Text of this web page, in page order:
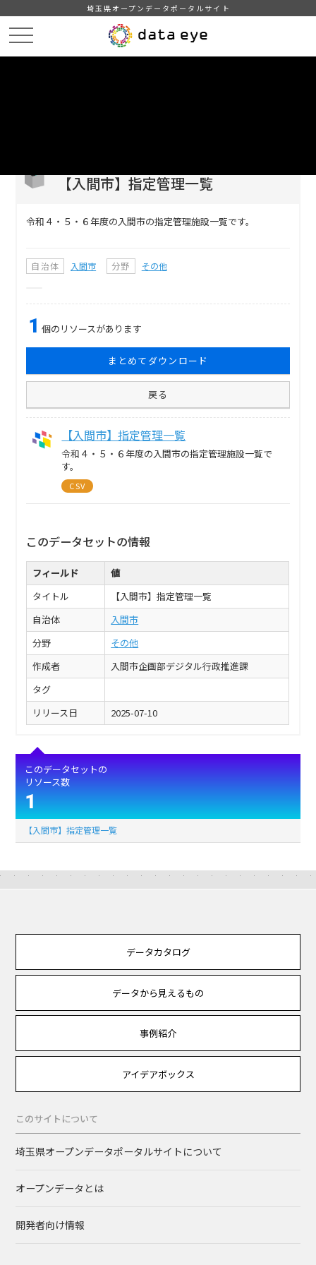
埼玉県オープンデータポータルサイト
【入間市】指定管理一覧
令和４・５・６年度の入間市の指定管理施設一覧です。
自治体 入間市 分野 その他
1 個のリソースがあります
まとめてダウンロード
戻る
【入間市】指定管理一覧
令和４・５・６年度の入間市の指定管理施設一覧で
す。
CSV
このデータセットの情報
フィールド
値
タイトル
【入間市】指定管理一覧
自治体
入間市
分野
その他
作成者
入間市企画部デジタル行政推進課
タグ
リリース日
2025-07-10
このデータセットの
リソース数
1
【入間市】指定管理一覧
データカタログ
データから見えるもの
事例紹介
アイデアボックス
このサイトについて
埼玉県オープンデータポータルサイトについて
オープンデータとは
開発者向け情報